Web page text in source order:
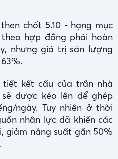
chốt 5.10 - hạng mục
hợp đồng phải hoàn
nhưng giá trị sản lượng
tiết kết cấu của trần nhà
được kéo lên để ghép
ngày. Tuy nhiên ở thời
nhân lực đã khiến các
giảm năng suất gần 50%